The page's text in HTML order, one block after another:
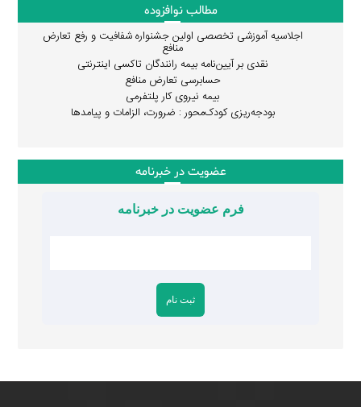
مطالب نوافزوده
اجلاسیه آموزشی تخصصی اولین جشنواره شفافیت و رفع تعارض
منافع
نقدی بر آیین‌نامه بیمه رانندگان تاکسی اینترنتی
حسابرسی تعارض منافع
بیمه نیروی کار پلتفرمی
بودجه‌ریزی کودک‌محور : ضرورت، الزامات و پیامدها
عضویت در خبرنامه
فرم عضویت در خبرنامه